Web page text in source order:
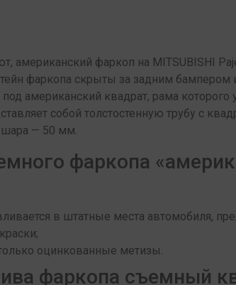
американский фаркоп на MITSUBISHI
фаркопа скрыты за задним
американский квадрат, рама
собой толстостенную трубу с
шара — 50 мм.
фаркопа
в штатные места автомобиля,
оцинкованные метизы.
фаркопа съемный